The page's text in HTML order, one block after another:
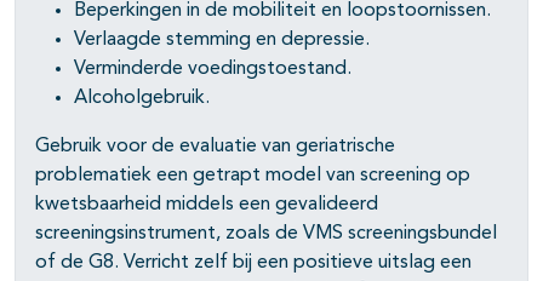
Beperkingen in de mobiliteit en loopstoornissen.
Verlaagde stemming en depressie.
Verminderde voedingstoestand.
Alcoholgebruik.
Gebruik voor de evaluatie van geriatrische
problematiek een getrapt model van screening op
kwetsbaarheid middels een gevalideerd
screeningsinstrument, zoals de VMS screeningsbundel
of de G8. Verricht zelf bij een positieve uitslag een